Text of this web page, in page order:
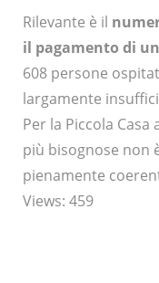
Rilevante è il
il pagamento di
608 persone
largamente
Per la Piccola
più bisognose non
pienamente
Views: 459